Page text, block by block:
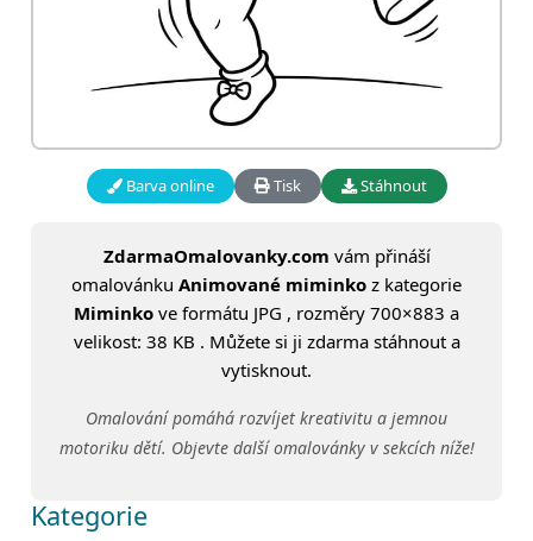
Barva online Tisk Stáhnout
ZdarmaOmalovanky.com vám přináší
omalovánku Animované miminko z kategorie
Miminko ve formátu JPG , rozměry 700×883 a
velikost: 38 KB . Můžete si ji zdarma stáhnout a
vytisknout.
Omalování pomáhá rozvíjet kreativitu a jemnou
motoriku dětí. Objevte další omalovánky v sekcích níže!
Kategorie